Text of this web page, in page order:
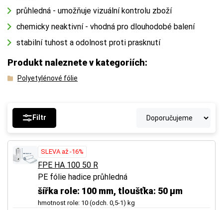
průhledná - umožňuje vizuální kontrolu zboží
chemicky neaktivní - vhodná pro dlouhodobé balení
stabilní tuhost a odolnost proti prasknutí
Produkt naleznete v kategoriích:
Polyetylénové fólie
Filtr
SLEVA až -16%
FPE HA 100 50 R
PE fólie hadice průhledná
šířka role: 100 mm, tloušťka: 50 µm
hmotnost role: 10 (odch. 0,5-1) kg